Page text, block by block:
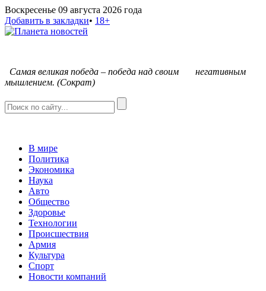
Воскресенье 09 августа 2026 года
Добавить в закладки• 18+
Самая великая победа – победа над своим негативным
мышлением. (Сократ)
В мире
Политика
Экономика
Наука
Авто
Общество
Здоровье
Технологии
Происшествия
Армия
Культура
Спорт
Новости компаний